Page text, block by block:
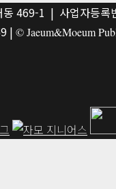
동 469-1 | 사업자등
| © Jaeum&Moeum